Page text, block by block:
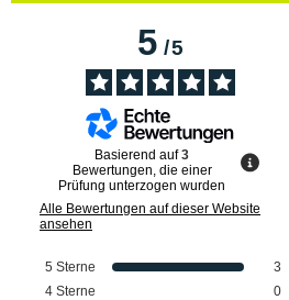
5/5
Basierend auf3
Bewertungen, die einer
Prüfung unterzogen wurden
Alle Bewertungen auf dieser Website
ansehen
5 Sterne
3
4 Sterne
0